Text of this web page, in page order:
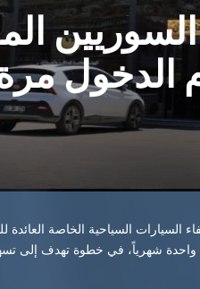
الدخول
السيارات السياحية الخاصة
شهرياً، في خطوة تهدف إلى